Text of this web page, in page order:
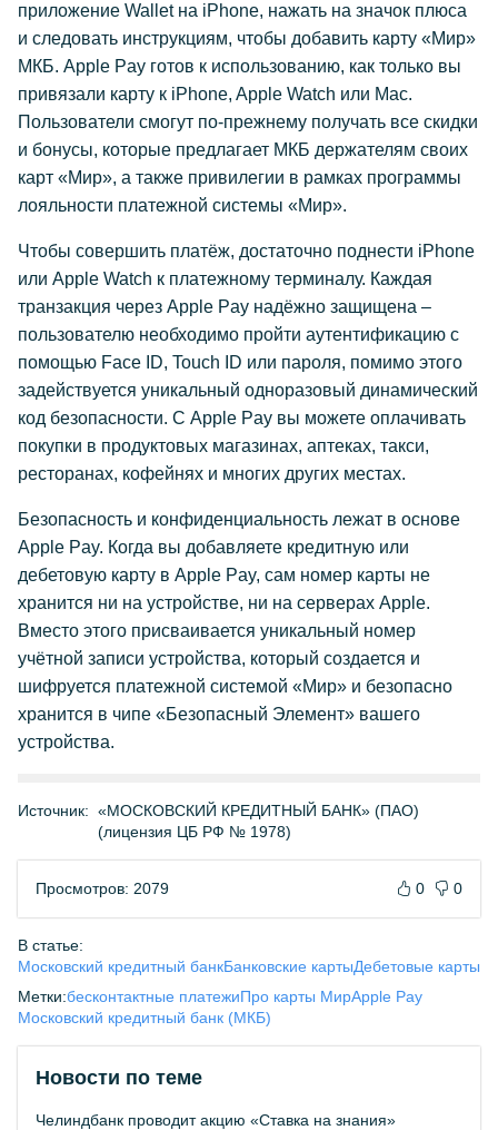
приложение Wallet на iPhone, нажать на значок плюса
и следовать инструкциям, чтобы добавить карту «Мир»
МКБ. Apple Pay готов к использованию, как только вы
привязали карту к iPhone, Apple Watch или Mac.
Пользователи смогут по-прежнему получать все скидки
и бонусы, которые предлагает МКБ держателям своих
карт «Мир», а также привилегии в рамках программы
лояльности платежной системы «Мир».
Чтобы совершить платёж, достаточно поднести iPhone
или Apple Watch к платежному терминалу. Каждая
транзакция через Apple Pay надёжно защищена –
пользователю необходимо пройти аутентификацию с
помощью Face ID, Touch ID или пароля, помимо этого
задействуется уникальный одноразовый динамический
код безопасности. С Apple Pay вы можете оплачивать
покупки в продуктовых магазинах, аптеках, такси,
ресторанах, кофейнях и многих других местах.
Безопасность и конфиденциальность лежат в основе
Apple Pay. Когда вы добавляете кредитную или
дебетовую карту в Apple Pay, сам номер карты не
хранится ни на устройстве, ни на серверах Apple.
Вместо этого присваивается уникальный номер
учётной записи устройства, который создается и
шифруется платежной системой «Мир» и безопасно
хранится в чипе «Безопасный Элемент» вашего
устройства.
Источник: «МОСКОВСКИЙ КРЕДИТНЫЙ БАНК» (ПАО)
(лицензия ЦБ РФ № 1978)
Просмотров: 2079 0 0
В статье:
Московский кредитный банкБанковские картыДебетовые карты
Метки:бесконтактные платежиПро карты МирApple Pay
Московский кредитный банк (МКБ)
Новости по теме
Челиндбанк проводит акцию «Ставка на знания»